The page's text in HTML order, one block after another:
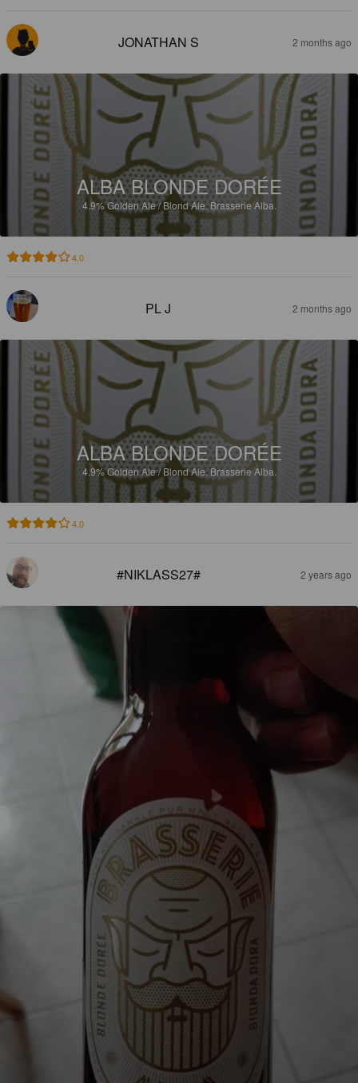
JONATHAN S 2 months ago
ALBA BLONDE DORÉE
4.9%Golden Ale / Blond Ale.Brasserie Alba.
4.0
PL J 2 months ago
ALBA BLONDE DORÉE
4.9%Golden Ale / Blond Ale.Brasserie Alba.
4.0
#NIKLASS27# 2 years ago